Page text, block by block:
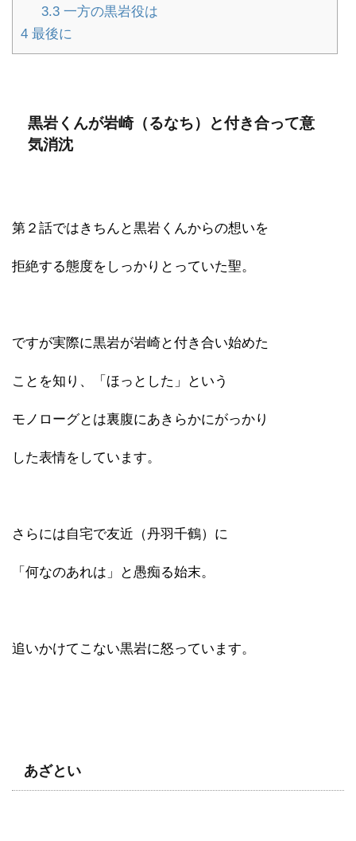
3.3一方の黒岩役は
4 最後に
黒岩くんが岩崎（るなち）と付き合って意
気消沈
第２話ではきちんと黒岩くんからの想いを
拒絶する態度をしっかりとっていた聖。
ですが実際に黒岩が岩崎と付き合い始めた
ことを知り、「ほっとした」という
モノローグとは裏腹にあきらかにがっかり
した表情をしています。
さらには自宅で友近（丹羽千鶴）に
「何なのあれは」と愚痴る始末。
追いかけてこない黒岩に怒っています。
あざとい